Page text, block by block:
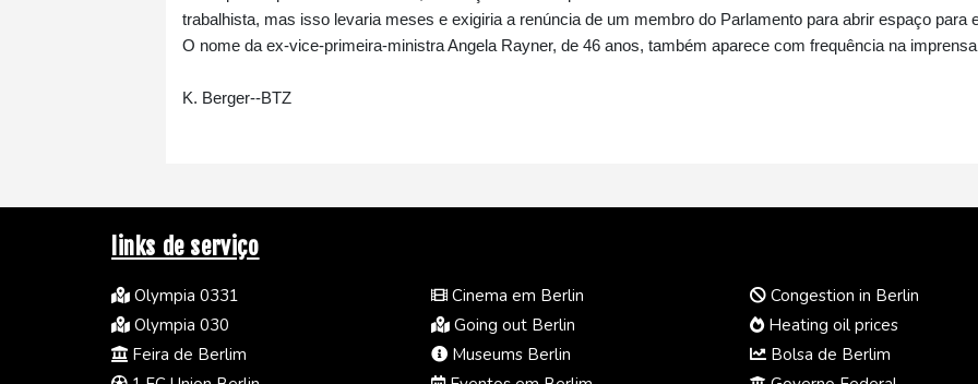
trabalhista, mas isso levaria meses e exigiria a renúncia de um membro do Parlamento para abrir espaço para
O nome da ex-vice-primeira-ministra Angela Rayner, de 46 anos, também aparece com frequência na
K. Berger--BTZ
links de serviço
Olympia 0331
Olympia 030
Feira de Berlim
Cinema em Berlin
Going out Berlin
Museums Berlin
Congestion in Berlin
Heating oil prices
Bolsa de Berlim